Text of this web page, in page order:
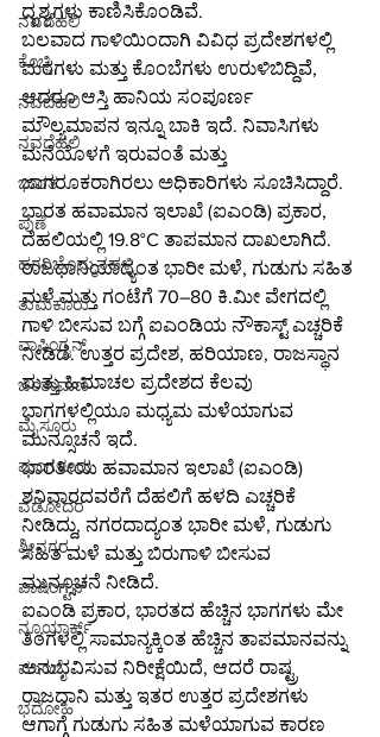
ನವದೆಹಲಿ
ಕೊಚ್ಚಿ
ನವದೆಹಲಿ
ನವದೆಹಲಿ
ಭಾರತ
ಪುಣೆ
ಹಗರಿಬೊಮ್ಮನಹಳ್ಳಿ
ತುಮಕೂರು
ವಾಷಿಂಗ್ಟನ್
ಚಿಂತಾಮಣಿ
ಮೈಸೂರು
ಮಂಗಳೂರು
ವಡೋದರ
ಶ್ರೀನಗರ
ವಾಷಿಂಗ್ಟನ್
ನ್ಯೂಯಾರ್ಕ್
ಮುಂಬೈ
ಭದೋಹಿ
ದೃಶ್ಯಗಳು ಕಾಣಿಸಿಕೊಂಡಿವೆ.
ಬಲವಾದ ಗಾಳಿಯಿಂದಾಗಿ ವಿವಿಧ ಪ್ರದೇಶಗಳಲ್ಲಿ
ಮರಗಳು ಮತ್ತು ಕೊಂಬೆಗಳು ಉರುಳಿಬಿದ್ದಿವೆ,
ಆದರೂ ಆಸ್ತಿ ಹಾನಿಯ ಸಂಪೂರ್ಣ
ಮೌಲ್ಯಮಾಪನ ಇನ್ನೂ ಬಾಕಿ ಇದೆ. ನಿವಾಸಿಗಳು
ಮನೆಯೊಳಗೆ ಇರುವಂತೆ ಮತ್ತು
ಜಾಗರೂಕರಾಗಿರಲು ಅಧಿಕಾರಿಗಳು ಸೂಚಿಸಿದ್ದಾರೆ.
ಭಾರತ ಹವಾಮಾನ ಇಲಾಖೆ (ಐಎಂಡಿ) ಪ್ರಕಾರ,
ದೆಹಲಿಯಲ್ಲಿ 19.8°C ತಾಪಮಾನ ದಾಖಲಾಗಿದೆ.
ರಾಜಧಾನಿಯಾದ್ಯಂತ ಭಾರೀ ಮಳೆ, ಗುಡುಗು ಸಹಿತ
ಮಳೆ ಮತ್ತು ಗಂಟೆಗೆ 70–80 ಕಿ.ಮೀ ವೇಗದಲ್ಲಿ
ಗಾಳಿ ಬೀಸುವ ಬಗ್ಗೆ ಐಎಂಡಿಯ ನೌಕಾಸ್ಟ್ ಎಚ್ಚರಿಕೆ
ನೀಡಿದೆ. ಉತ್ತರ ಪ್ರದೇಶ, ಹರಿಯಾಣ, ರಾಜಸ್ಥಾನ
ಮತ್ತು ಹಿಮಾಚಲ ಪ್ರದೇಶದ ಕೆಲವು
ಭಾಗಗಳಲ್ಲಿಯೂ ಮಧ್ಯಮ ಮಳೆಯಾಗುವ
ಮುನ್ಸೂಚನೆ ಇದೆ.
ಭಾರತೀಯ ಹವಾಮಾನ ಇಲಾಖೆ (ಐಎಂಡಿ)
ಶನಿವಾರದವರೆಗೆ ದೆಹಲಿಗೆ ಹಳದಿ ಎಚ್ಚರಿಕೆ
ನೀಡಿದ್ದು, ನಗರದಾದ್ಯಂತ ಭಾರೀ ಮಳೆ, ಗುಡುಗು
ಸಹಿತ ಮಳೆ ಮತ್ತು ಬಿರುಗಾಳಿ ಬೀಸುವ
ಮುನ್ಸೂಚನೆ ನೀಡಿದೆ.
ಐಎಂಡಿ ಪ್ರಕಾರ, ಭಾರತದ ಹೆಚ್ಚಿನ ಭಾಗಗಳು ಮೇ
ತಿಂಗಳಲ್ಲಿ ಸಾಮಾನ್ಯಕ್ಕಿಂತ ಹೆಚ್ಚಿನ ತಾಪಮಾನವನ್ನು
ಅನುಭವಿಸುವ ನಿರೀಕ್ಷೆಯಿದೆ, ಆದರೆ ರಾಷ್ಟ್ರ
ರಾಜಧಾನಿ ಮತ್ತು ಇತರ ಉತ್ತರ ಪ್ರದೇಶಗಳು
ಆಗಾಗ್ಗೆ ಗುಡುಗು ಸಹಿತ ಮಳೆಯಾಗುವ ಕಾರಣ